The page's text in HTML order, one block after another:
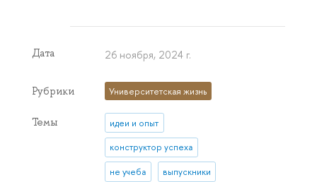
Дата 26 ноября, 2024 г.
Рубрики Университетская жизнь
Темы идеи и опыт
конструктор успеха
не учеба выпускники